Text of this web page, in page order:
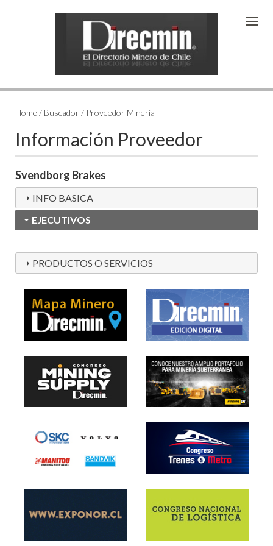
Home / Buscador / Proveedor Minería
Información Proveedor
Svendborg Brakes
INFO BASICA
EJECUTIVOS
PRODUCTOS O SERVICIOS